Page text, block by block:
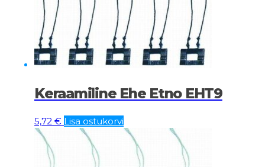
Keraamiline Ehe Etno EHT9
5,72 € Lisa ostukorvi